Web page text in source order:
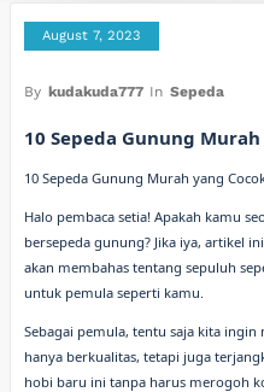
August 7, 2023
By kudakuda777 In Sepeda
10 Sepeda Gunung
10 Sepeda Gunung Murah yang
Halo pembaca setia! Apakah kamu
bersepeda gunung? Jika iya, artikel
akan membahas tentang sepuluh
untuk pemula seperti kamu.
Sebagai pemula, tentu saja kita
hanya berkualitas, tetapi juga
hobi baru ini tanpa harus merogoh